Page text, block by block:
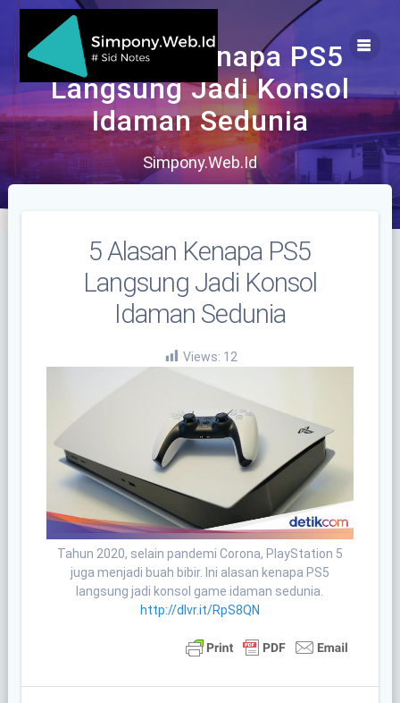
Skip
content
5 Alasan Kenapa PS5
Langsung Jadi Konsol
Idaman Sedunia
Simpony.Web.Id
5 Alasan Kenapa PS5
Langsung Jadi Konsol
Idaman Sedunia
Views: 12
Tahun 2020, selain pandemi Corona, PlayStation 5
juga menjadi buah bibir. Ini alasan kenapa PS5
langsung jadi konsol game idaman sedunia.
http://dlvr.it/RpS8QN